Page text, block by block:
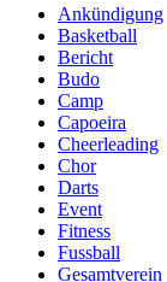
Ankündigung
Basketball
Bericht
Budo
Camp
Capoeira
Cheerleading
Chor
Darts
Event
Fitness
Fussball
Gesamtverein